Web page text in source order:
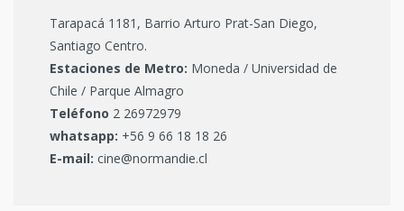
Tarapacá 1181, Barrio Arturo Prat-San Diego,
Santiago Centro.
Estaciones de Metro: Moneda / Universidad de
Chile / Parque Almagro
Teléfono 2 26972979
whatsapp: +56 9 66 18 18 26
E-mail: cine@normandie.cl